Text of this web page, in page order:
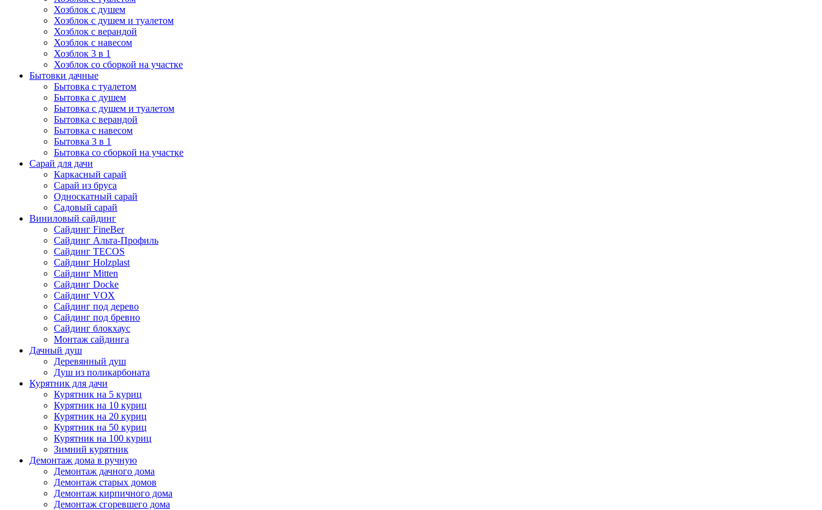
Хозблок с душем
Хозблок с душем и туалетом
Хозблок с верандой
Хозблок с навесом
Хозблок 3 в 1
Хозблок со сборкой на участке
Бытовки дачные
Бытовка с туалетом
Бытовка с душем
Бытовка с душем и туалетом
Бытовка с верандой
Бытовка с навесом
Бытовка 3 в 1
Бытовка со сборкой на участке
Сарай для дачи
Каркасный сарай
Сарай из бруса
Односкатный сарай
Садовый сарай
Виниловый сайдинг
Сайдинг FineBer
Сайдинг Альта-Профиль
Сайдинг TECOS
Сайдинг Holzplast
Сайдинг Mitten
Сайдинг Docke
Сайдинг VOX
Сайдинг под дерево
Сайдинг под бревно
Сайдинг блокхаус
Монтаж сайдинга
Дачный душ
Деревянный душ
Душ из поликарбоната
Курятник для дачи
Курятник на 5 куриц
Курятник на 10 куриц
Курятник на 20 куриц
Курятник на 50 куриц
Курятник на 100 куриц
Зимний курятник
Демонтаж дома в ручную
Демонтаж дачного дома
Демонтаж старых домов
Демонтаж кирпичного дома
Демонтаж сгоревшего дома